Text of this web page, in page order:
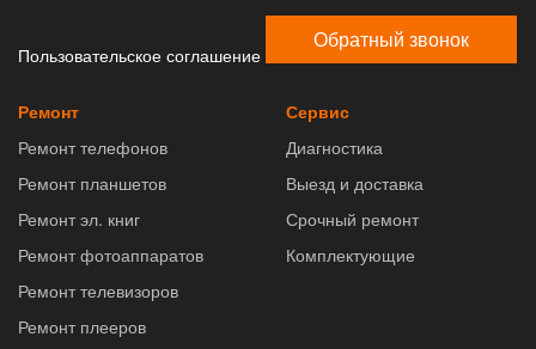
Пользовательское соглашение
Обратный звонок
Ремонт
Ремонт телефонов
Ремонт планшетов
Ремонт эл. книг
Ремонт фотоаппаратов
Ремонт телевизоров
Ремонт плееров
Сервис
Диагностика
Выезд и доставка
Срочный ремонт
Комплектующие